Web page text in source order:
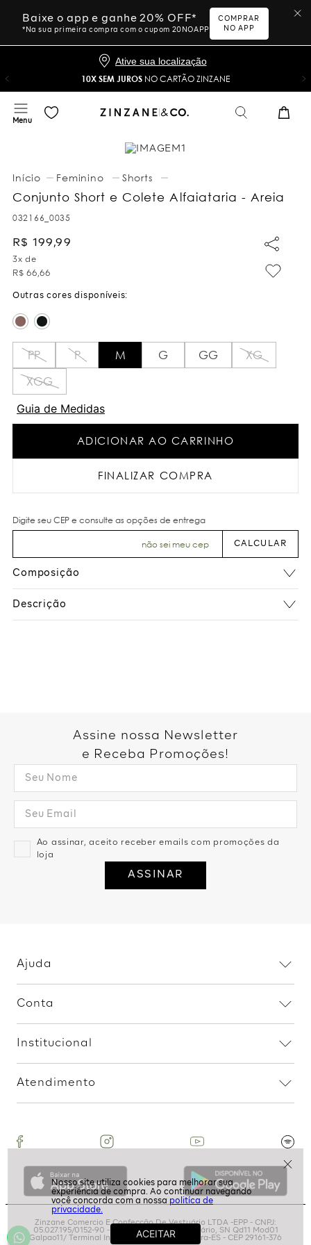
Baixe o app e ganhe 20% OFF*
*Na sua primeira compra com o cupom 20NOAPP
COMPRAR
NO APP
Ative sua localização
10X SEM JUROS NO CARTÃO ZINZANE
politíca de
privacidade.
Feminino Shorts
Conjunto Short e Colete Alfaiataria - Areia
032166_0035
R$ 199,99
3x de
R$ 66,66
PP P M G GG
XG
XGG
Guia de Medidas
ADICIONAR AO CARRINHO
FINALIZAR COMPRA
não sei meu cep
Composição
Descrição
- Areia
99 ,99 1 R$
Denim Medio
Assine nossa Newsletter
Ao assinar, aceito receber emails com promoções da
loja
ASSINAR